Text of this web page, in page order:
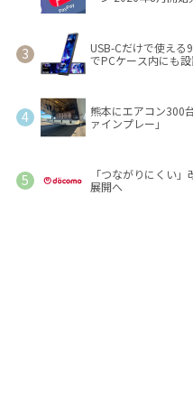
USB-Cだけで使え
でPCケース内にも
熊本にエアコン300
ァインプレー」
「つながりにくい
展開へ